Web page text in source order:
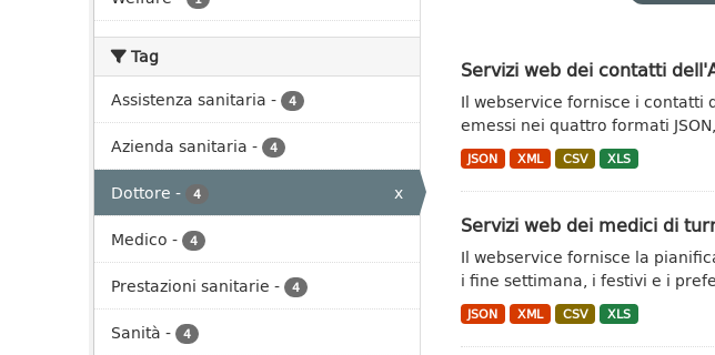
Tag
Assistenza sanitaria - 4
Azienda sanitaria - 4
Dottore - 4
x
Medico - 4
Prestazioni sanitarie - 4
Sanità - 4
Servizi web dei contatti
Il webservice fornisce i contatti
emessi nei quattro formati
JSON XML CSV XLS
Servizi web dei medici di
Il webservice fornisce la
i fine settimana, i festivi e i
JSON XML CSV XLS